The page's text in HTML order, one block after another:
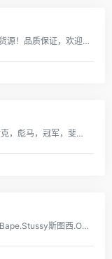
阿迪nike真标服饰，自有工厂，真标货源！品质保证，欢迎批发或者来样定做，实体天猫首选！支持一件代发，欢迎批发拿货来样定做，真标一手货源。实体网店进货首选，专柜比一比出货 只做一比一的！！！
一手货源 大厂直供！！阿迪达斯，耐克，彪马，冠军，斐乐，boy，aape ，supreme ，MLB，vans ，off ，Gucci ，LV，Dior ，ck ，巴宝莉，巴黎世家，香奈儿，阿玛尼，芬迪，福神，高田贤三虎头，斯图西，匡威，克罗心，北面，汤姆布朗，纪梵希，乔丹，李宁，安德玛，等各品牌高版爆款潮服，包包，项链，戒指，香水，口红，帽，皮带，手表，耳机，配饰，等奢侈品牌！ 主供：淘宝，天猫，实体店放货，外贸订单，微商代理，档口批发，工厂订单，大量爆款，常年供货！
提供Supreme.Champion冠军.Aape.Bape.Stussy斯图西.OFF-White.ASSC.阿迪Adidasi、耐克Nike、彪马Puma、Evisu福神、BOY、Dickies、Guccy古弛、Fila斐乐、川久保玲、巴黎世家、Kenzo、LV等等潮牌品牌服装。